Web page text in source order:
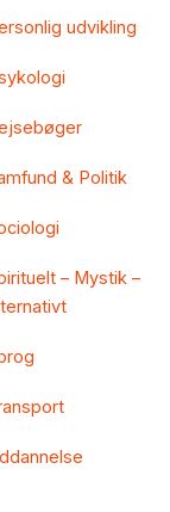
udvikling
& Politik
– Mystik –